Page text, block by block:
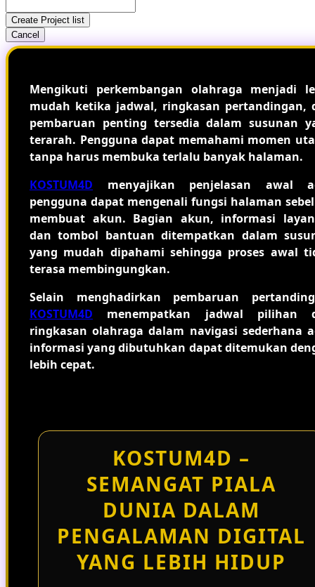
Create Project list
Cancel
Mengikuti perkembangan olahraga menjadi
mudah ketika jadwal, ringkasan pertandingan,
pembaruan penting tersedia dalam susunan
terarah. Pengguna dapat memahami momen
tanpa harus membuka terlalu banyak halaman.
KOSTUM4D menyajikan penjelasan awal
pengguna dapat mengenali fungsi halaman
membuat akun. Bagian akun, informasi
dan tombol bantuan ditempatkan dalam
yang mudah dipahami sehingga proses awal
terasa membingungkan.
Selain menghadirkan pembaruan
KOSTUM4D menempatkan jadwal pilihan
ringkasan olahraga dalam navigasi sederhana
informasi yang dibutuhkan dapat ditemukan
lebih cepat.
KOSTUM4D –
SEMANGAT PIALA
DUNIA DALAM
PENGALAMAN DIGITAL
YANG LEBIH HIDUP